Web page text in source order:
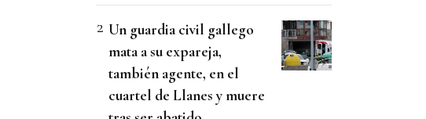
Un guardia civil gallego
mata a su expareja,
también agente, en el
cuartel de Llanes y muere